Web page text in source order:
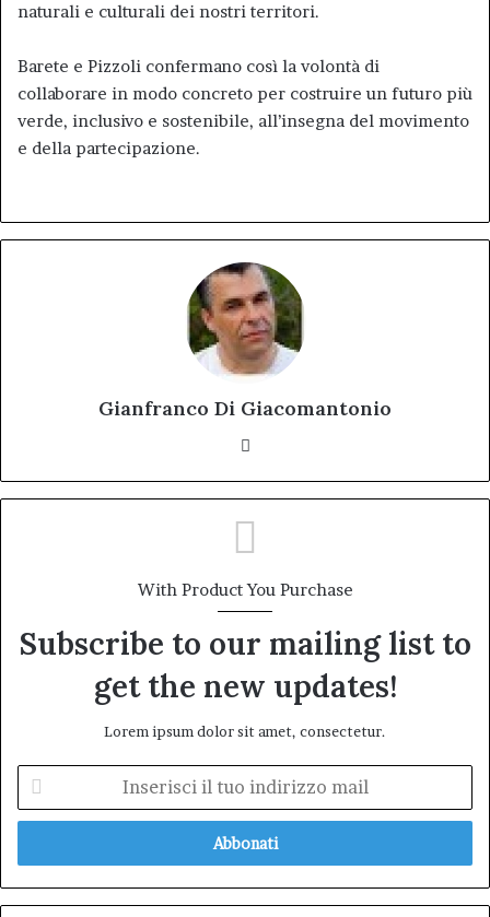
naturali e culturali dei nostri territori.
Barete e Pizzoli confermano così la volontà di
collaborare in modo concreto per costruire un futuro più
verde, inclusivo e sostenibile, all’insegna del movimento
e della partecipazione.
Gianfranco Di Giacomantonio
With Product You Purchase
Subscribe to our mailing list to
get the new updates!
Lorem ipsum dolor sit amet, consectetur.
tuo
mail